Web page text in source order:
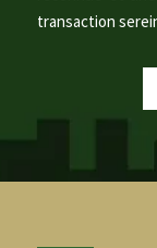
transaction